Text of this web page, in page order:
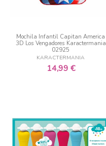
Mochila Infantil Capitan America
3D Los Vengadores Karactermania
02925
KARACTERMANIA
14,99 €